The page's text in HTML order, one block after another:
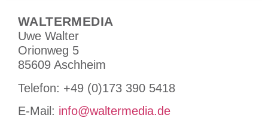
WALTERMEDIA
Uwe Walter
Orionweg 5
85609 Aschheim
Tele­fon: +49 (0)173 390 5418
E-Mail: info@waltermedia.de